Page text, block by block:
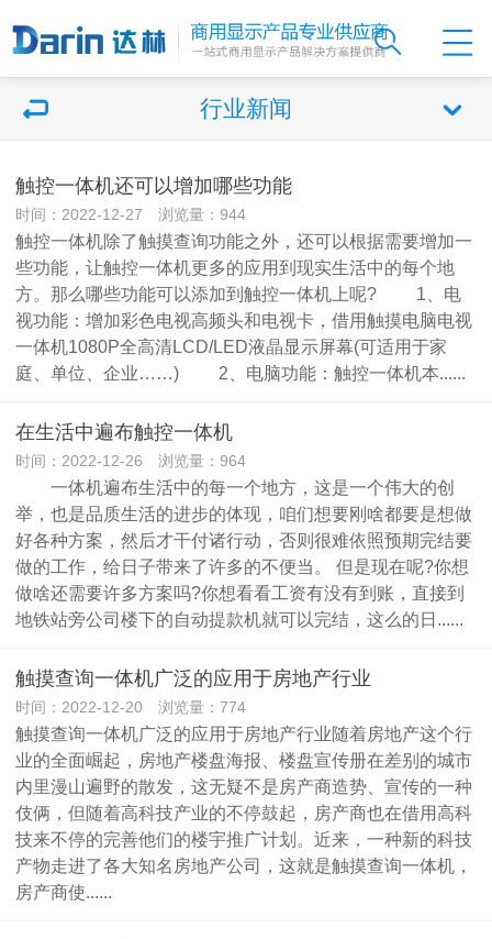
行业新闻
触控一体机还可以增加哪些功能
时间：2022-12-27 浏览量：944
触控一体机除了触摸查询功能之外，还可以根据需要增加一
些功能，让触控一体机更多的应用到现实生活中的每个地
方。那么哪些功能可以添加到触控一体机上呢? 1、电
视功能：增加彩色电视高频头和电视卡，借用触摸电脑电视
一体机1080P全高清LCD/LED液晶显示屏幕(可适用于家
庭、单位、企业……) 2、电脑功能：触控一体机本......
在生活中遍布触控一体机
时间：2022-12-26 浏览量：964
一体机遍布生活中的每一个地方，这是一个伟大的创
举，也是品质生活的进步的体现，咱们想要刚啥都要是想做
好各种方案，然后才干付诸行动，否则很难依照预期完结要
做的工作，给日子带来了许多的不便当。 但是现在呢?你想
做啥还需要许多方案吗?你想看看工资有没有到账，直接到
地铁站旁公司楼下的自动提款机就可以完结，这么的日......
触摸查询一体机广泛的应用于房地产行业
时间：2022-12-20 浏览量：774
触摸查询一体机广泛的应用于房地产行业随着房地产这个行
业的全面崛起，房地产楼盘海报、楼盘宣传册在差别的城市
内里漫山遍野的散发，这无疑不是房产商造势、宣传的一种
伎俩，但随着高科技产业的不停鼓起，房产商也在借用高科
技来不停的完善他们的楼宇推广计划。近来，一种新的科技
产物走进了各大知名房地产公司，这就是触摸查询一体机，
房产商使......